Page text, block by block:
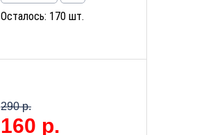
Осталось: 170 шт.
290 р.
160 р.